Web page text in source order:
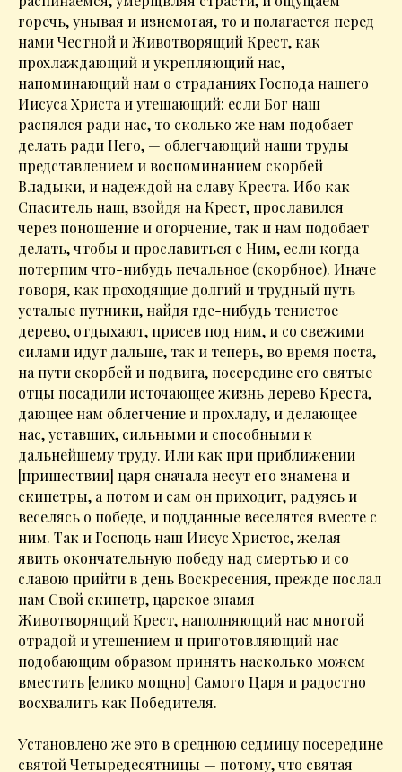
горечь, унывая и изнемогая, то и полагается перед
нами Честной и Животворящий Крест, как
прохлаждающий и укрепляющий нас,
напоминающий нам о страданиях Господа нашего
Иисуса Христа и утешающий: если Бог наш
распялся ради нас, то сколько же нам подобает
делать ради Него, — облегчающий наши труды
представлением и воспоминанием скорбей
Владыки, и надеждой на славу Креста. Ибо как
Спаситель наш, взойдя на Крест, прославился
через поношение и огорчение, так и нам подобает
делать, чтобы и прославиться с Ним, если когда
потерпим что-нибудь печальное (скорбное). Иначе
говоря, как проходящие долгий и трудный путь
усталые путники, найдя где-нибудь тенистое
дерево, отдыхают, присев под ним, и со свежими
силами идут дальше, так и теперь, во время поста,
на пути скорбей и подвига, посередине его святые
отцы посадили источающее жизнь дерево Креста,
дающее нам облегчение и прохладу, и делающее
нас, уставших, сильными и способными к
дальнейшему труду. Или как при приближении
[пришествии] царя сначала несут его знамена и
скипетры, а потом и сам он приходит, радуясь и
веселясь о победе, и подданные веселятся вместе с
ним. Так и Господь наш Иисус Христос, желая
явить окончательную победу над смертью и со
славою прийти в день Воскресения, прежде послал
нам Свой скипетр, царское знамя —
Животворящий Крест, наполняющий нас многой
отрадой и утешением и приготовляющий нас
подобающим образом принять насколько можем
вместить [елико мощно] Самого Царя и радостно
восхвалить как Победителя.
Установлено же это в среднюю седмицу посередине
святой Четыредесятницы — потому, что святая